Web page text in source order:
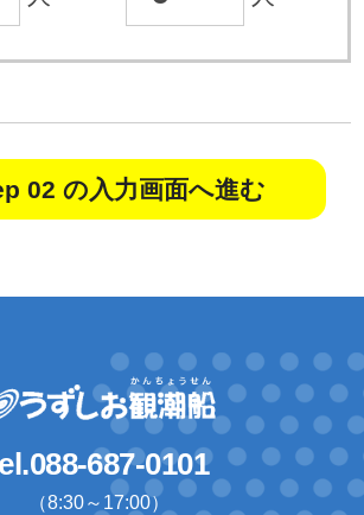
02 の入力画面へ進む
687-0101
（8:30～17:00）